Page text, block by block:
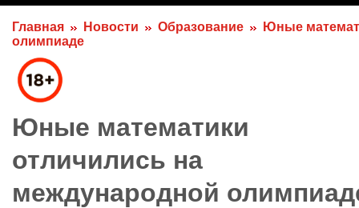
Главная Новости Образование
Юные
олимпиаде
Юные математики
отличились на
международной